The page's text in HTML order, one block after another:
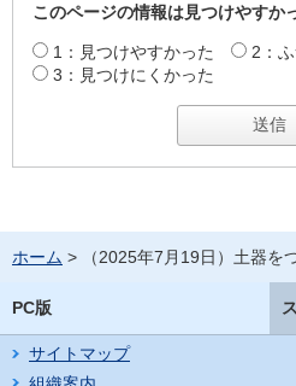
このページの情報は見つけやすか
1：見つけやすかった
2：
3：見つけにくかった
ホーム > （2025年7月19日）土器を
PC版
サイトマップ